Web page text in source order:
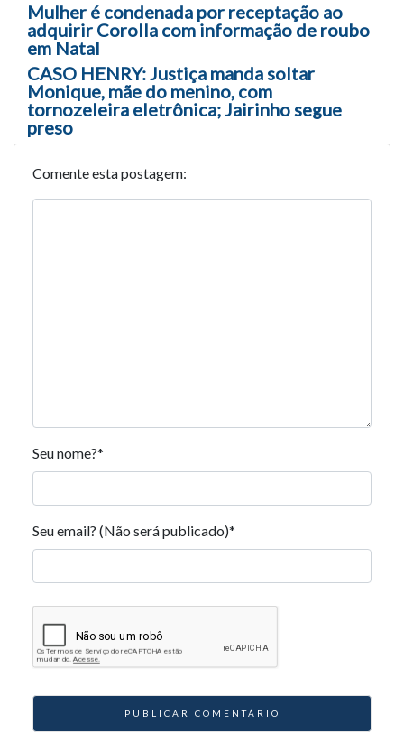
Navegação entre posts
Mulher é condenada por receptação ao
adquirir Corolla com informação de roubo
em Natal
CASO HENRY: Justiça manda soltar
Monique, mãe do menino, com
tornozeleira eletrônica; Jairinho segue
preso
Comente esta postagem:
Seu nome?*
Seu email? (Não será publicado)*